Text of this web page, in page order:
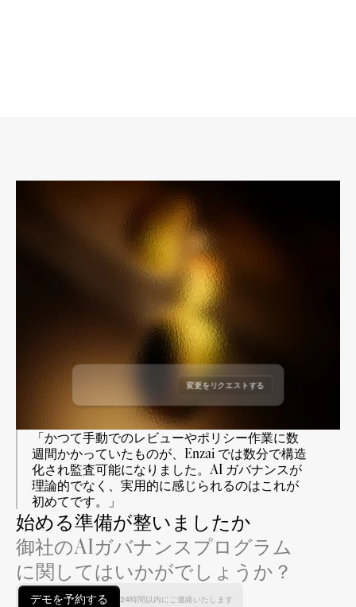
「かつて手動でのレビューやポリシー作業に数
週間かかっていたものが、Enzai では数分で構造
化され監査可能になりました。AI ガバナンスが
理論的でなく、実用的に感じられるのはこれが
初めてです。」
始める準備が整いましたか
御社のAIガバナンスプログラム
に関してはいかがでしょうか？
デモを予約する 24時間以内にご連絡いたします
ドラフトユースケース
リクエストされた者: Enzai
レビュアー:
リクエスト日: 2026年7月7日
レビュアー:
ドラフトユースケース
リクエスト日: 2026年8月18日
リクエストされた者: Enzai
レビュアー:
リクエスト日: 2026年6月19日
リクエストされた者: Enzai
レビュアー:
変更をリクエストする